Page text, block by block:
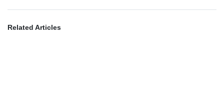
Related Articles